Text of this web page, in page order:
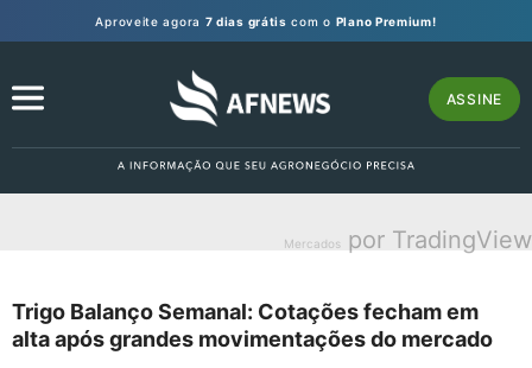
Aproveite agora 7 dias grátis com o Plano Premium!
ASSINE
Mercados por TradingView
Trigo Balanço Semanal: Cotações fecham em
alta após grandes movimentações do mercado